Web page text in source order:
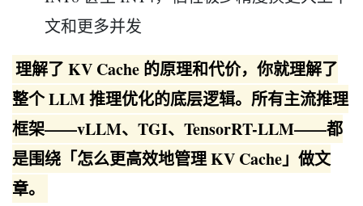
文和更多并发
理解了 KV Cache 的原理和代价，你就理解了
整个 LLM 推理优化的底层逻辑。所有主流推理
框架——vLLM、TGI、TensorRT-LLM——都
是围绕「怎么更高效地管理 KV Cache」做文
章。